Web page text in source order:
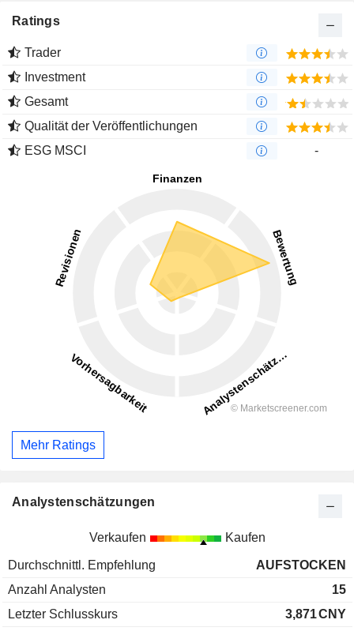
Ratings
Trader
Investment
Gesamt
Qualität der Veröffentlichungen
ESG MSCI
-
Mehr Ratings
Analystenschätzungen
Verkaufen Kaufen
Durchschnittl. Empfehlung
AUFSTOCKEN
Anzahl Analysten
15
Letzter Schlusskurs
3,871CNY